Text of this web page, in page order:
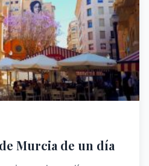
Murcia de un día